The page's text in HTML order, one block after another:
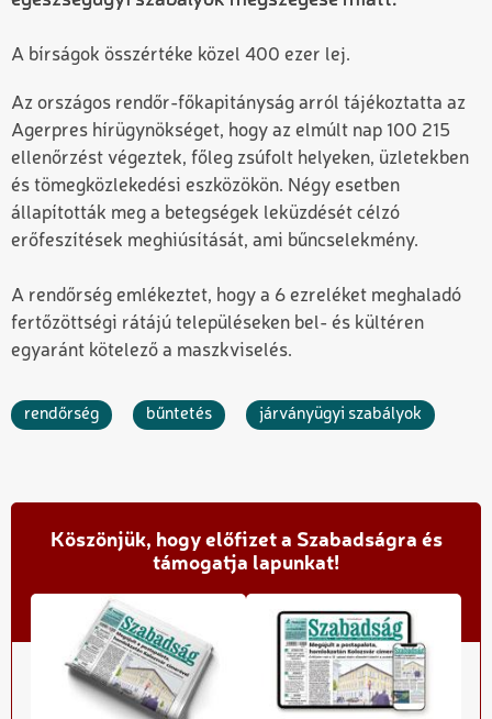
A bírságok összértéke közel 400 ezer lej.
Az országos rendőr-főkapitányság arról tájékoztatta az
Agerpres hírügynökséget, hogy az elmúlt nap 100 215
ellenőrzést végeztek, főleg zsúfolt helyeken, üzletekben
és tömegközlekedési eszközökön. Négy esetben
állapították meg a betegségek leküzdését célzó
erőfeszítések meghiúsítását, ami bűncselekmény.
A rendőrség emlékeztet, hogy a 6 ezreléket meghaladó
fertőzöttségi rátájú településeken bel- és kültéren
egyaránt kötelező a maszkviselés.
rendőrség bűntetés járványügyi szabályok
Köszönjük, hogy előfizet a Szabadságra és
támogatja lapunkat!